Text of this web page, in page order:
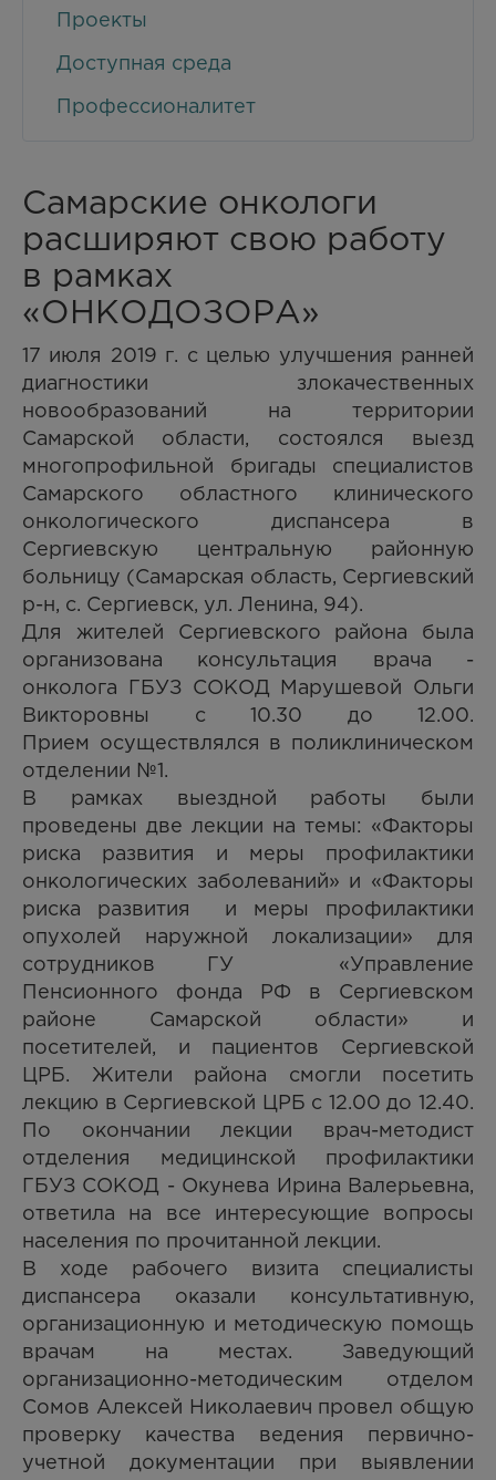
Проекты
Доступная среда
Профессионалитет
Самарские онкологи
расширяют свою работу
в рамках
«ОНКОДОЗОРА»
17 июля 2019 г. с целью улучшения ранней
диагностики злокачественных
новообразований на территории
Самарской области, состоялся выезд
многопрофильной бригады специалистов
Самарского областного клинического
онкологического диспансера в
Сергиевскую центральную районную
больницу (Самарская область, Сергиевский
р-н, с. Сергиевск, ул. Ленина, 94).
Для жителей Сергиевского района была
организована консультация врача -
онколога ГБУЗ СОКОД Марушевой Ольги
Викторовны с 10.30 до 12.00.
Прием осуществлялся в поликлиническом
отделении №1.
В рамках выездной работы были
проведены две лекции на темы: «Факторы
риска развития и меры профилактики
онкологических заболеваний» и «Факторы
риска развития и меры профилактики
опухолей наружной локализации» для
сотрудников ГУ «Управление
Пенсионного фонда РФ в Сергиевском
районе Самарской области» и
посетителей, и пациентов Сергиевской
ЦРБ. Жители района смогли посетить
лекцию в Сергиевской ЦРБ с 12.00 до 12.40.
По окончании лекции врач-методист
отделения медицинской профилактики
ГБУЗ СОКОД - Окунева Ирина Валерьевна,
ответила на все интересующие вопросы
населения по прочитанной лекции.
В ходе рабочего визита специалисты
диспансера оказали консультативную,
организационную и методическую помощь
врачам на местах. Заведующий
организационно-методическим отделом
Сомов Алексей Николаевич провел общую
проверку качества ведения первично-
учетной документации при выявлении